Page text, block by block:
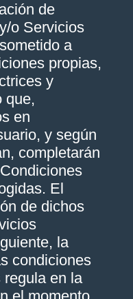
de
o Servicios
a
propias,
y
que,
en
y según
completarán
El
de dichos
la
condiciones
regula en la